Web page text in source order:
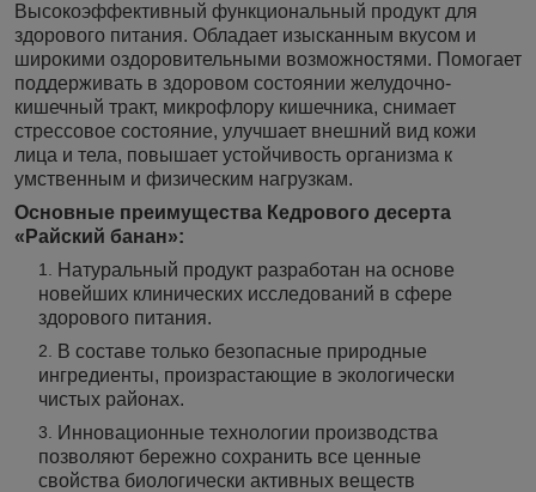
Высокоэффективный функциональный продукт для
здорового питания. Обладает изысканным вкусом и
широкими оздоровительными возможностями. Помогает
поддерживать в здоровом состоянии желудочно-
кишечный тракт, микрофлору кишечника, снимает
стрессовое состояние, улучшает внешний вид кожи
лица и тела, повышает устойчивость организма к
умственным и физическим нагрузкам.
Основные преимущества Кедрового десерта
«Райский банан»:
Натуральный продукт разработан на основе
новейших клинических исследований в сфере
здорового питания.
В составе только безопасные природные
ингредиенты, произрастающие в экологически
чистых районах.
Инновационные технологии производства
позволяют бережно сохранить все ценные
свойства биологически активных веществ